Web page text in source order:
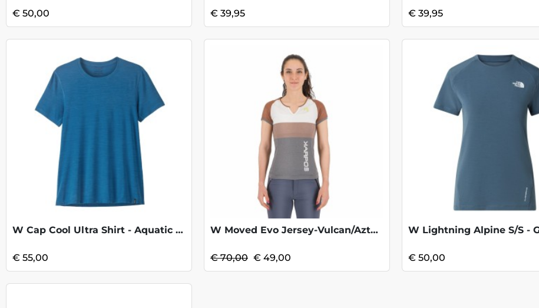
€ 50,00 € 39,95 € 39,95
W Cap Cool Ultra Shirt - Aquatic Blue
€ 55,00
W Moved Evo Jersey-Vulcan/Azted KOOPJE
€ 70,00 € 49,00 € 50,00